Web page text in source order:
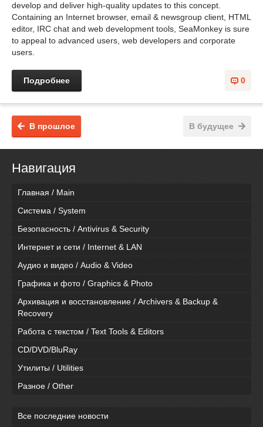
develop and deliver high-quality updates to this concept.
Containing an Internet browser, email & newsgroup client, HTML
editor, IRC chat and web development tools, SeaMonkey is sure
to appeal to advanced users, web developers and corporate
users.
0
Подробнее
В будущее
В прошлое
Навигация
Главная / Main
Система / System
Безопасность / Antivirus & Security
Интернет и сети / Internet & LAN
Аудио и видео / Audio & Video
Графика и фото / Graphics & Photo
Архивация и восстановление / Archivers & Backup &
Recovery
Работа с текстом / Text Tools & Editors
CD/DVD/BluRay
Утилиты / Utilities
Разное / Other
Все последние новости